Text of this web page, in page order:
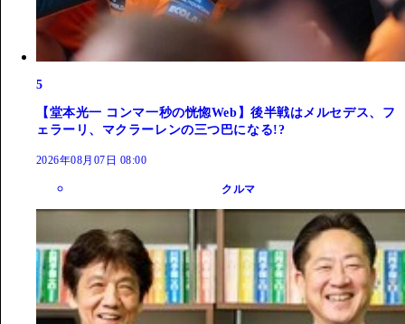
5
【堂本光一 コンマ一秒の恍惚Web】後半戦はメルセデス、フ
ェラーリ、マクラーレンの三つ巴になる!?
2026年08月07日 08:00
クルマ